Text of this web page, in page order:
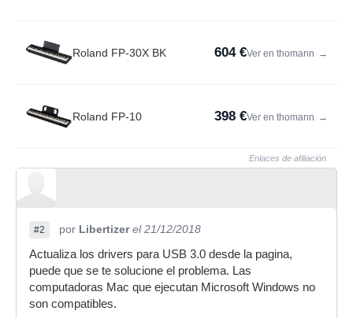
Roland FP-30X BK 604 €Ver en thomann →
Roland FP-10 398 €Ver en thomann →
Enlaces de afiliación
#2 por Libertizer el 21/12/2018
Actualiza los drivers para USB 3.0 desde la pagina,
puede que se te solucione el problema. Las
computadoras Mac que ejecutan Microsoft Windows no
son compatibles.